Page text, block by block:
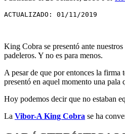
ACTUALIZADO: 01/11/2019
King Cobra se presentó ante
padeleros. Y no es para menos.
A pesar de que por entonces la
presentó en aquel momento una
Hoy podemos decir que no estaban
La Vibor-A King Cobra se ha